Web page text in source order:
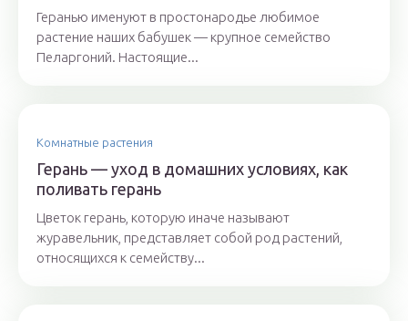
Геранью именуют в простонародье любимое
растение наших бабушек — крупное семейство
Пеларгоний. Настоящие...
Комнатные растения
Герань — уход в домашних условиях, как
поливать герань
Цветок герань, которую иначе называют
журавельник, представляет собой род растений,
относящихся к семейству...